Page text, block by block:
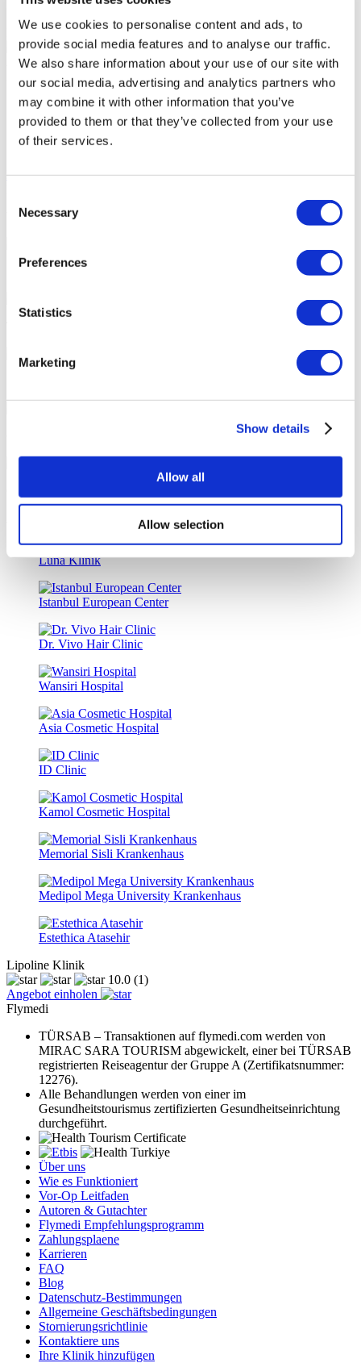
We use cookies to personalise content and ads, to
provide social media features and to analyse our traffic.
We also share information about your use of our site with
our social media, advertising and analytics partners who
may combine it with other information that you’ve
provided to them or that they’ve collected from your use
of their services.
Selection
Necessary
Preferences
Statistics
Marketing
Show details
Allow all
Allow selection
Zugang zu öffentlichen Verkehrsmitteln
Ihr persönliches Angebot
Angela
Ihr persönlicher Gesundheitsberater
Kostenlose Online-Beratung
Priorität für termine
Schließen Sie sich der glücklichen Patientenfamilie von
Flymedi an
Kostenlose Beratung Anfordern
WIE KANN FLYMEDI IHNEN BEHILFLICH SEIN?
7/24 Persönliche Unterstützung während Ihrer Reise
Genaue Beratung durch erfahrene Gesundheitsberater
Luna Klinik
Istanbul European Center
Dr. Vivo Hair Clinic
Wansiri Hospital
Asia Cosmetic Hospital
ID Clinic
Kamol Cosmetic Hospital
Memorial Sisli Krankenhaus
Medipol Mega University Krankenhaus
Estethica Atasehir
Lipoline Klinik
10.0 (1)
Angebot einholen
Flymedi
TÜRSAB – Transaktionen auf flymedi.com werden von
MIRAC SARA TOURISM abgewickelt, einer bei TÜRSAB
registrierten Reiseagentur der Gruppe A (Zertifikatsnummer:
12276).
Alle Behandlungen werden von einer im
Gesundheitstourismus zertifizierten Gesundheitseinrichtung
durchgeführt.
Über uns
Wie es Funktioniert
Vor-Op Leitfaden
Autoren & Gutachter
Flymedi Empfehlungsprogramm
Zahlungsplaene
Karrieren
FAQ
Blog
Datenschutz-Bestimmungen
Allgemeine Geschäftsbedingungen
Stornierungsrichtlinie
Kontaktiere uns
Ihre Klinik hinzufügen